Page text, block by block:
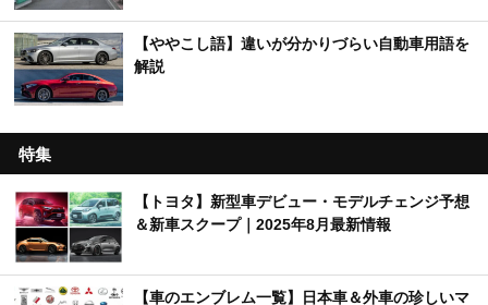
【ややこし語】違いが分かりづらい自動車用語を
解説
特集
【トヨタ】新型車デビュー・モデルチェンジ予想
＆新車スクープ｜2025年8月最新情報
【車のエンブレム一覧】日本車＆外車の珍しいマ